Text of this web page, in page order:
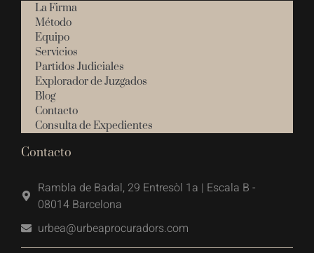
La Firma
Método
Equipo
Servicios
Partidos Judiciales
Explorador de Juzgados
Blog
Contacto
Consulta de Expedientes
Contacto
Rambla de Badal, 29 Entresòl 1a | Escala B -
08014 Barcelona
urbea@urbeaprocuradors.com